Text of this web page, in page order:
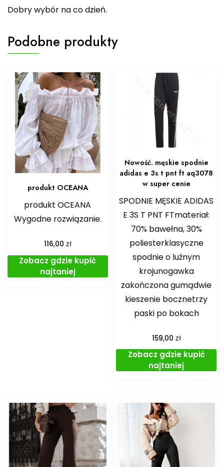
Dobry wybór na co dzień.
Podobne produkty
produkt OCEANA
produkt OCEANA
Wygodne rozwiązanie.
116,00 zł
Zobacz gdzie kupić
najtaniej
Nowość. męskie spodnie
adidas e 3s t pnt ft aq3078
w super cenie
SPODNIE MĘSKIE ADIDAS
E 3S T PNT FTmateriał:
70% bawełna, 30%
poliesterklasyczne
spodnie o luźnym
krojunogawka
zakończona gumądwie
kieszenie bocznetrzy
paski po bokach
159,00 zł
Zobacz gdzie kupić
najtaniej